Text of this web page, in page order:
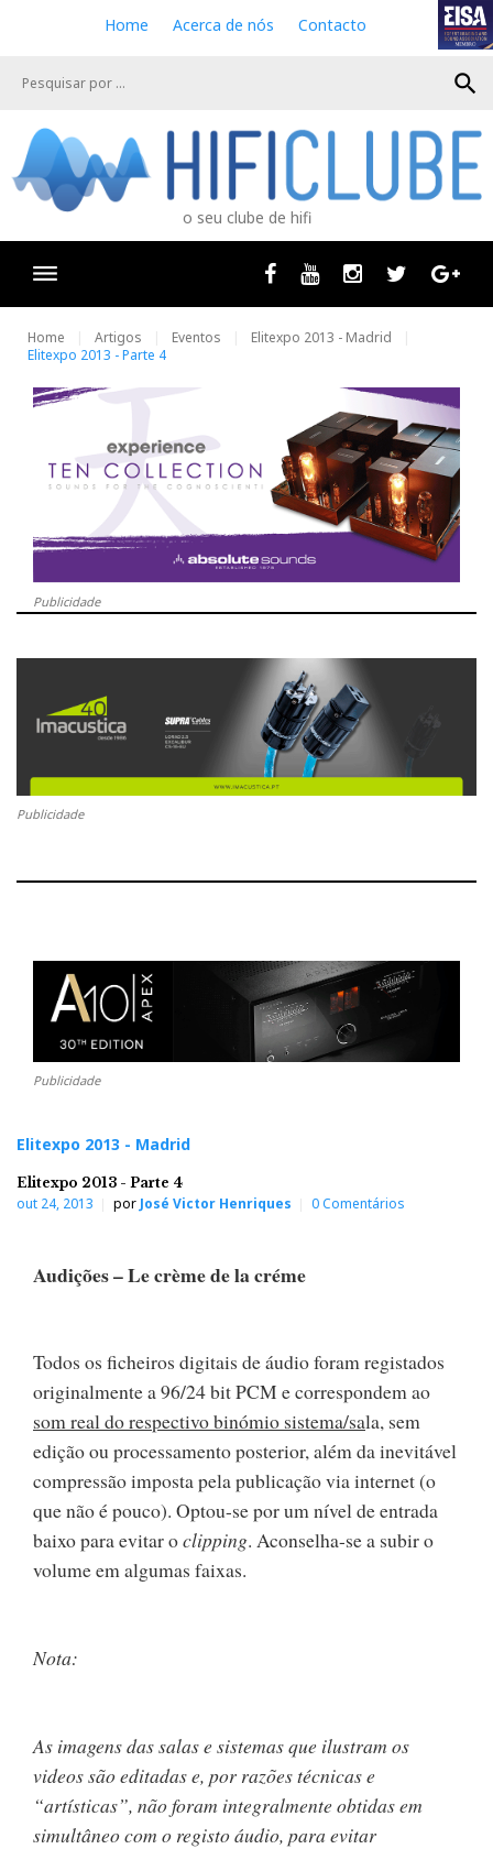
e
Home Acerca de nós Contacto
search
o seu clube de hifi
Facebook
Youtube InstagramTwitter
Home Artigos Eventos
Elitexpo 2013 - Madrid
Elitexpo 2013 - Parte 4
Publicidade
Publicidade
Publicidade
Elitexpo 2013 - Madrid
Elitexpo 2013 - Parte 4
out 24, 2013 por José Victor Henriques 0 Comentários
Audições – Le crème de la créme
Todos os ficheiros digitais de áudio foram registados
originalmente a 96/24 bit PCM e correspondem ao
som real do respectivo binómio sistema/sala, sem
edição ou processamento posterior, além da inevitável
compressão imposta pela publicação via internet (o
que não é pouco). Optou-se por um nível de entrada
baixo para evitar oclipping. Aconselha-se a subir o
volume em algumas faixas.
Nota:
As imagens das salas e sistemas que ilustram os
videos são editadas e, por razões técnicas e
“artísticas”, não foram integralmente obtidas em
simultâneo com o registo áudio, para evitar